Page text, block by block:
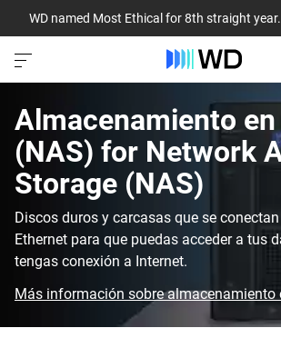
WD named Most Ethical for 8th straight year.
Almacenamiento
(NAS)‎ for‎ Network
Storage (NAS)‎
Discos duros y carcasas que se
Ethernet para que puedas acceder a tus
tengas conexión a Internet.
Más información sobre almacenamiento